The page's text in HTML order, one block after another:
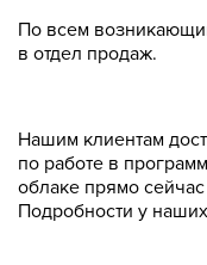
По всем
в отдел продаж.
Нашим клиентам
по работе в
облаке прямо сейчас
Подробности у наших